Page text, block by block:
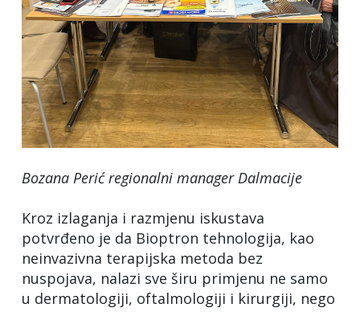
Bozana Perić regionalni manager Dalmacije
Kroz izlaganja i razmjenu iskustava
potvrđeno je da Bioptron tehnologija, kao
neinvazivna terapijska metoda bez
nuspojava, nalazi sve širu primjenu ne samo
u dermatologiji, oftalmologiji i kirurgiji, nego